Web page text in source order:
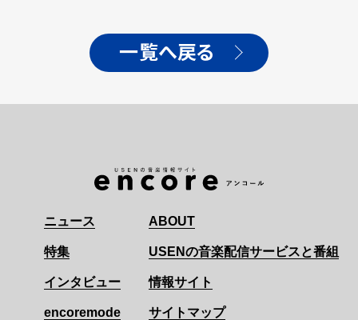
一覧へ戻る
ニュース
特集
インタビュー
encoremode
ABOUT
USENの音楽配信サービスと番組
情報サイト
サイトマップ